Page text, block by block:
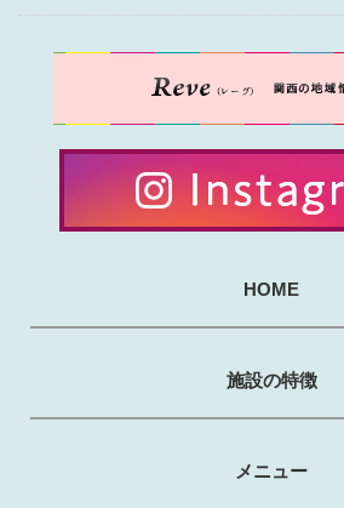
HOME
施設の特徴
メニュー